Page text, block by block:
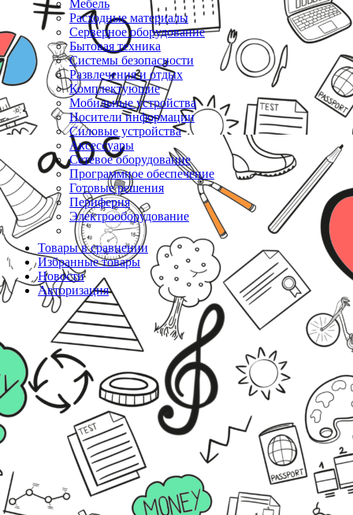
Мебель
Расходные материалы
Серверное оборудование
Бытовая техника
Системы безопасности
Развлечения и отдых
Комплектующие
Мобильные устройства
Носители информации
Силовые устройства
Аксессуары
Сетевое оборудование
Программное обеспечение
Готовые решения
Периферия
Электрооборудование
Товары в сравнении
Избранные товары
Новости
Авторизация